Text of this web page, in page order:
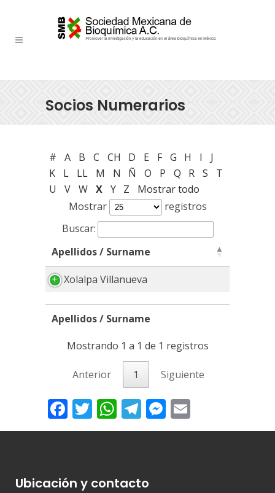
Socios Numerarios
# A B C CH D E F G H I
J
K
L LL M N Ñ O P Q R S
T
U
V W X Y Z
Mostrar todo
Mostrar
registros
Buscar:
Apellidos / Surname
Apellidos / Surname
Xolalpa Villanueva
Apellidos / Surname
Mostrando 1 a 1 de 1 registros
Anterior 1 Siguiente
Facebook
Twitter
WhatsApp
Telegram
Messenger
Ubicación y contacto